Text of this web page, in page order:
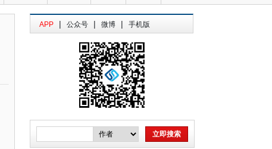
APP | 公众号 | 微博 | 手机版